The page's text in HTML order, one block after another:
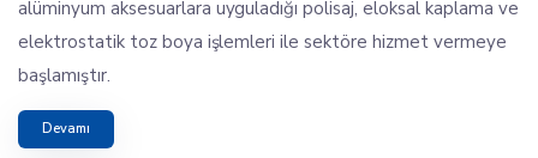
alüminyum aksesuarlara uyguladığı polisaj, eloksal kaplama ve
elektrostatik toz boya işlemleri ile sektöre hizmet vermeye
başlamıştır.
Devamı